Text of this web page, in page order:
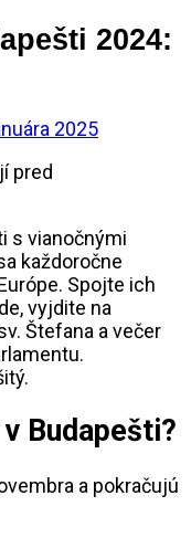
2024:
2025
s vianočnými
každoročne
Spojte ich
vyjdite na
Štefana a večer
Budapešti?
a pokračujú